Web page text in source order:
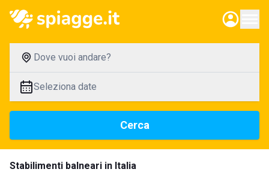
Dove vuoi andare?
Seleziona date
Cerca
Stabilimenti balneari in Italia